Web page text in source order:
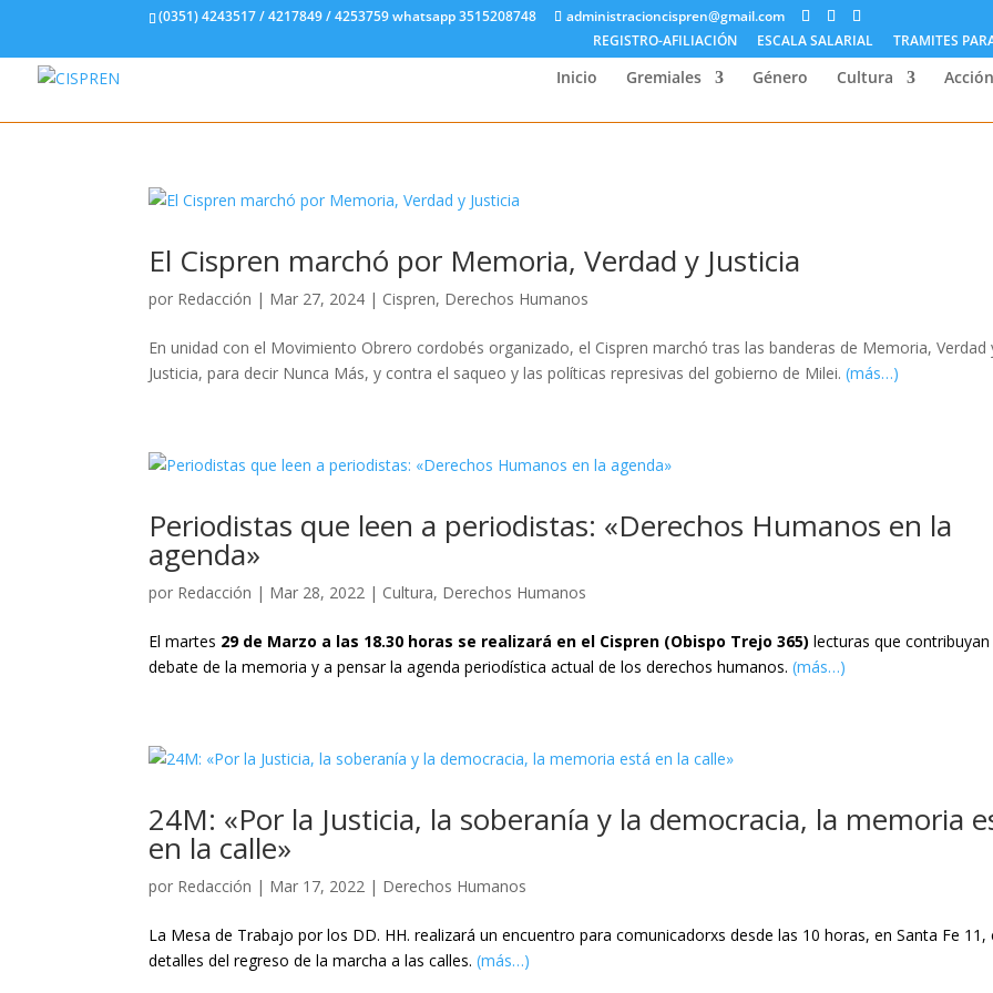
(0351) 4243517 / 4217849 / 4253759 whatsapp 3515208748
administracioncispren@gmail.com
REGISTRO-AFILIACIÓN
ESCALA SALARIAL TRAMITES
Inicio Gremiales Género Cultura
El Cispren marchó por Memoria, Verdad y Justicia
por Redacción | Mar 27, 2024 | Cispren, Derechos Humanos
En unidad con el Movimiento Obrero cordobés organizado, el Cispren marchó tras las banderas de Memoria, Verdad
Justicia, para decir Nunca Más, y contra el saqueo y las políticas represivas del gobierno de Milei.(más…)
Periodistas que leen a periodistas: «Derechos Humanos en la
agenda»
por Redacción | Mar 28, 2022 | Cultura, Derechos Humanos
El martes 29 de Marzo a las 18.30 horas se realizará en el Cispren (Obispo Trejo 365) lecturas que contribuyan
debate de la memoria y a pensar la agenda periodística actual de los derechos humanos. (más…)
24M: «Por la Justicia, la soberanía y la democracia, la memoria
en la calle»
por Redacción | Mar 17, 2022 | Derechos Humanos
La Mesa de Trabajo por los DD. HH. realizará un encuentro para comunicadorxs desde las 10 horas, en Santa Fe 11,
detalles del regreso de la marcha a las calles. (más…)